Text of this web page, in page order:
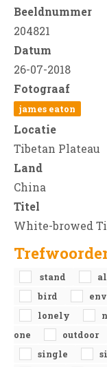
Beeldnummer
204821
Datum
26-07-2018
Fotograaf
james eaton
Locatie
Tibetan Plateau
Land
China
Titel
White-browed
stand
bird
lonely
one
outdoor
single